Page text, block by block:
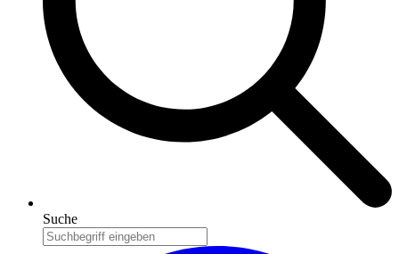
Suche